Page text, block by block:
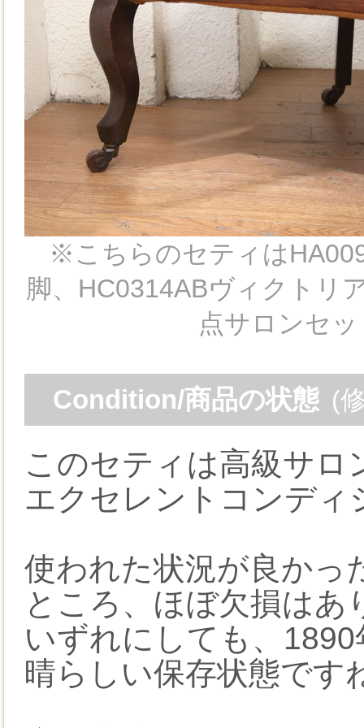
※こちらのセティは
脚、HC0314ABヴィクトリ
点サロンセ
Condition/商品の状態 (
このセティは高級サロ
エクセレントコンディ
使われた状況が良かっ
ところ、ほぼ欠損はあ
いずれにしても、
晴らしい保存状態です